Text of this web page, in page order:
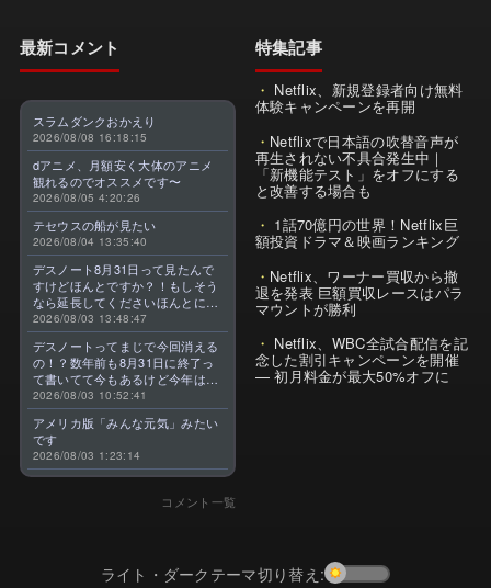
最新コメント
スラムダンクおかえり
2026/08/08 16:18:15
dアニメ、月額安く大体のアニメ
観れるのでオススメです〜
2026/08/05 4:20:26
テセウスの船が見たい
2026/08/04 13:35:40
デスノート8月31日って見たんで
すけどほんとですか？！もしそう
なら延長してくださいほんとに大
好きなんです😭
2026/08/03 13:48:47
デスノートってまじで今回消える
の！？数年前も8月31日に終了っ
て書いてて今もあるけど今年はま
じのやつ！？よくわからん！！で
きればなくならないでほしい！平
成アニメを振り返らせてくれっ
っ！！！！！！！
2026/08/03 10:52:41
アメリカ版「みんな元気」みたい
です
2026/08/03 1:23:14
コメント一覧
特集記事
Netflix、新規登録者向け無料
体験キャンペーンを再開
Netflixで日本語の吹替音声が
再生されない不具合発生中｜
「新機能テスト」をオフにする
と改善する場合も
1話70億円の世界！Netflix巨
額投資ドラマ＆映画ランキング
Netflix、ワーナー買収から撤
退を発表 巨額買収レースはパラ
マウントが勝利
Netflix、WBC全試合配信を記
念した割引キャンペーンを開催
— 初月料金が最大50%オフに
ライト・ダークテーマ切り替え: